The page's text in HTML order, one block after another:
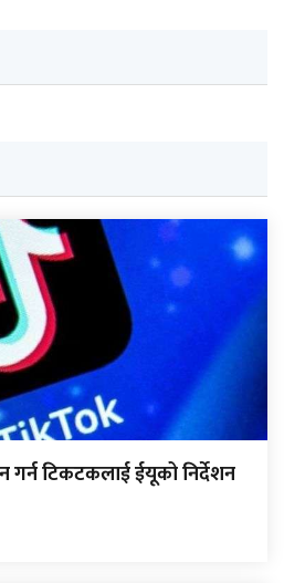
गर्न टिकटकलाई ईयूको निर्देशन